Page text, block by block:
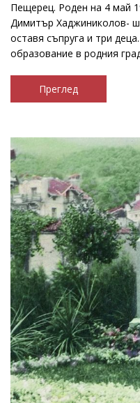
Пещерец. Роден на 4 май
Димитър Хаджиниколов-
оставя съпруга и три
образование в родния
Преглед